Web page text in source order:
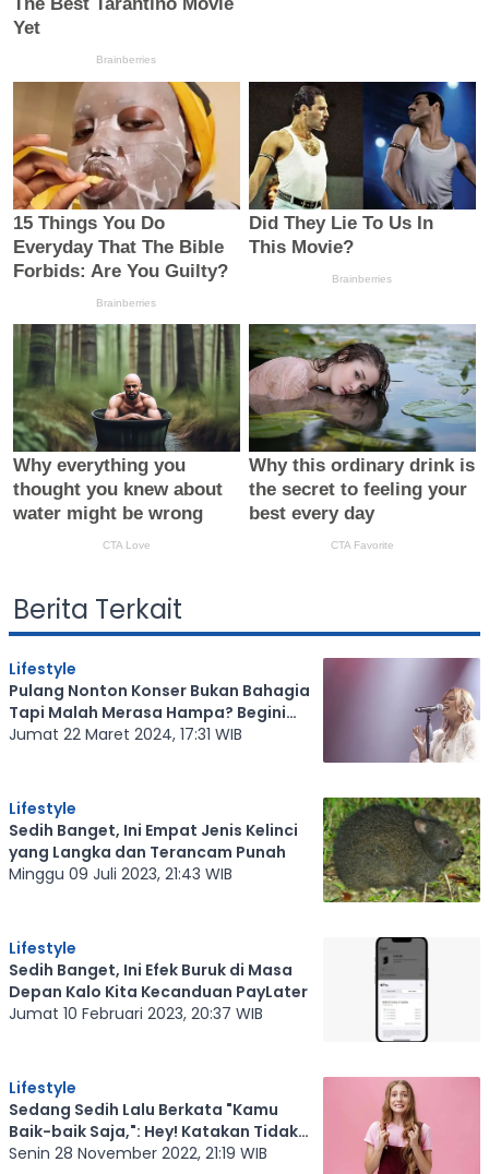
Berita Terkait
Lifestyle
Pulang Nonton Konser Bukan Bahagia
Tapi Malah Merasa Hampa? Begini
Cara Mengatasinya
Jumat 22 Maret 2024, 17:31 WIB
Lifestyle
Sedih Banget, Ini Empat Jenis Kelinci
yang Langka dan Terancam Punah
Minggu 09 Juli 2023, 21:43 WIB
Lifestyle
Sedih Banget, Ini Efek Buruk di Masa
Depan Kalo Kita Kecanduan PayLater
Jumat 10 Februari 2023, 20:37 WIB
Lifestyle
Sedang Sedih Lalu Berkata "Kamu
Baik-baik Saja,": Hey! Katakan Tidak
Pada Toxic Positivity
Senin 28 November 2022, 21:19 WIB